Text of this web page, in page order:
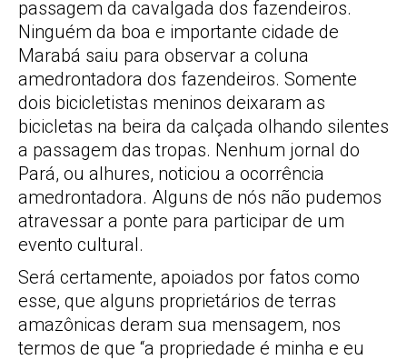
passagem da cavalgada dos fazendeiros.
Ninguém da boa e importante cidade de
Marabá saiu para observar a coluna
amedrontadora dos fazendeiros. Somente
dois bicicletistas meninos deixaram as
bicicletas na beira da calçada olhando silentes
a passagem das tropas. Nenhum jornal do
Pará, ou alhures, noticiou a ocorrência
amedrontadora. Alguns de nós não pudemos
atravessar a ponte para participar de um
evento cultural.
Será certamente, apoiados por fatos como
esse, que alguns proprietários de terras
amazônicas deram sua mensagem, nos
termos de que “a propriedade é minha e eu